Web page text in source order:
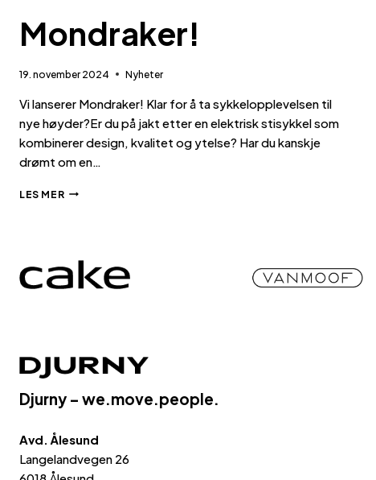
Mondraker!
19. november 2024 Nyheter
Vi lanserer Mondraker! Klar for å ta sykkelopplevelsen til
nye høyder?Er du på jakt etter en elektrisk stisykkel som
kombinerer design, kvalitet og ytelse? Har du kanskje
drømt om en…
LES MERVI
Djurny – we.move.people.
Avd. Ålesund
Langelandvegen 26